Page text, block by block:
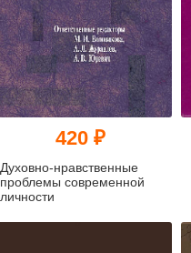
420 ₽
Духовно-нравственные
проблемы современной
личности